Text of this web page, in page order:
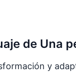
de Una
y